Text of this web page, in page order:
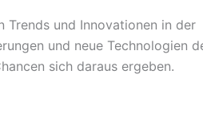
und Innovationen in der
und neue Technologien
sich daraus ergeben.